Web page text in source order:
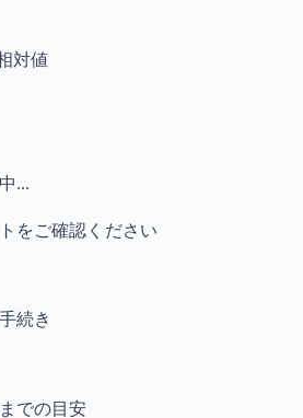
対値
...
をご確認ください
続き
での目安